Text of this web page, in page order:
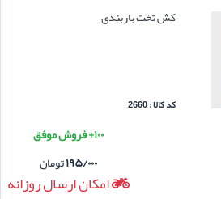
کش تخت باربندی
کد کالا : 2660
۱۰۰+ فروش موفق
۱۹۵/۰۰۰تومان
امکان ارسال روزانه